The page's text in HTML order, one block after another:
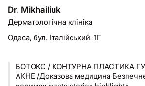
Dr. Mikhailiuk
Дерматологічна клініка
Одеса, бул. Італійський, 1Г
БОТОКС / КОНТУРНА ПЛАСТИКА
АКНЕ /Доказова медицина Безпечне